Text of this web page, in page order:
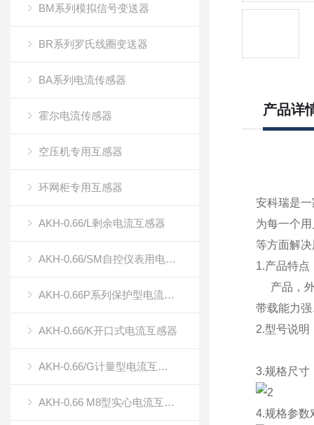
BM系列模拟信号变送器
BR系列罗氏线圈变送器
BA系列电流传感器
霍尔电流传感器
空压机专用互感器
环网柜专用互感器
AKH-0.66/L剩余电流互感器
AKH-0.66/SM自控仪表用电流传感器（双绕组电流传感器）
AKH-0.66P系列保护型电流互感器
AKH-0.66/K开口式电流互感器
AKH-0.66/G计量型电流互感器
AKH-0.66 M8型实心电流互感器
产品详
安科瑞是
为每一个
等方面解
1.产品特点
产品，外
带载能力
2.型号说明
3.规格尺寸
4.规格参数